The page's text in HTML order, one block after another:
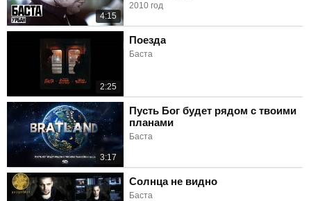
4:15
2010 год
2:25
Поезда
Баста
3:17
Пусть Бог будет рядом с твоими
планами
Баста
Солнца не видно
Баста